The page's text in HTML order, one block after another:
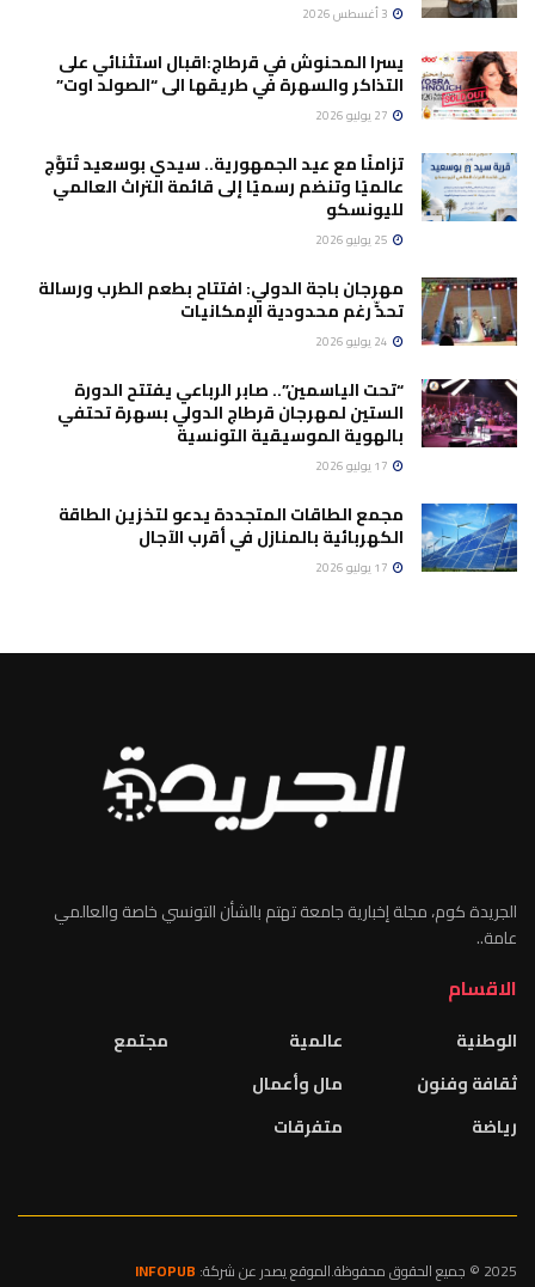
يسرا المحنوش في قرطاج:اقبال استثنائي على
التذاكر والسهرة في طريقها الى “الصولد اوت”
تزامنًا مع عيد الجمهورية.. سيدي بوسعيد تُتوَّج
عالميًا وتنضم رسميًا إلى قائمة التراث العالمي
لليونسكو
مهرجان باجة الدولي: افتتاح بطعم الطرب ورسالة
تحدٍّ رغم محدودية الإمكانيات
“تحت الياسمين”.. صابر الرباعي يفتتح الدورة
الستين لمهرجان قرطاج الدولي بسهرة تحتفي
بالهوية الموسيقية التونسية
مجمع الطاقات المتجددة يدعو لتخزين الطاقة
الكهربائية بالمنازل في أقرب الآجال
الجريدة كوم، مجلة إخبارية جامعة تهتم بالشأن التونسي خاصة والعالمي
عامة..
الاقسام
الوطنية
ثقافة وفنون
رياضة
عالمية
مال وأعمال
متفرقات
مجتمع
2025 © جميع الحقوق محفوظة.الموقع يصدر عن شركة: INFOPUB